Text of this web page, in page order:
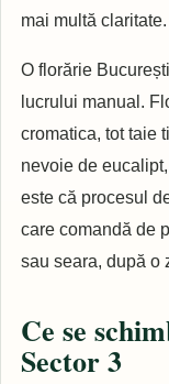
mai multă claritate.
O florărie
lucrului manual.
cromatica, tot taie
nevoie de
este că procesul
care comandă de
sau seara, după o
Ce se
Sector 3